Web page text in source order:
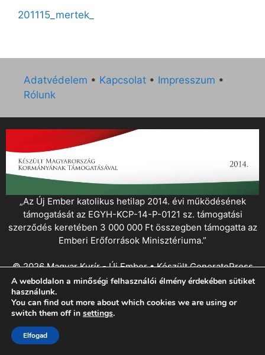
201115_mertek_
Adatvédelem • Kapcsolat • Impresszum •
Rólunk
„Az Új Ember katolikus hetilap 2014. évi működésének
támogatását az EGYH-KCP-14-P-0121 sz. támogatási
szerződés keretében 3 000 000 Ft összegben támogatta az
Emberi Erőforrások Minisztériuma.”
© 2026 Magyar Kurír - Új Ember• KészültGeneratePress
A weboldalon a minőségi felhasználói élmény érdekében sütiket
használunk.
You can find out more about which cookies we are using or
switch them off in settings.
Elfogad